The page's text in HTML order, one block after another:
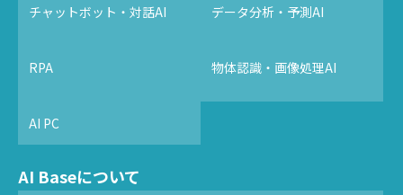
チャットボット・対話AI データ分析・予測AI
RPA 物体認識・画像処理AI
AI PC
AI Baseについて